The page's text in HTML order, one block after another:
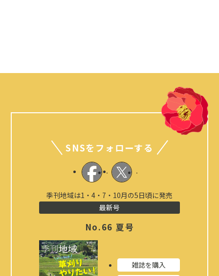
SNSをフォローする
季刊地域は1・4・7・10月の5日頃に発売
最新号
No.66 夏号
雑誌を購入